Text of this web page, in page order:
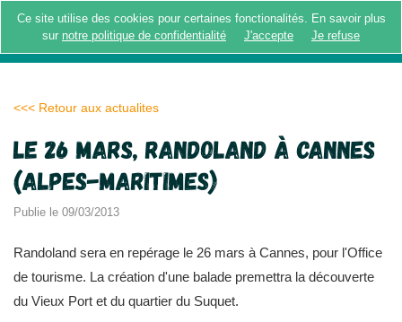
Ce site utilise des cookies pour certaines fonctionalités. En savoir plus
sur notre politique de confidentialité J'accepte Je refuse
MENU
<<< Retour aux actualites
Le 26 mars, Randoland à Cannes
(Alpes-Maritimes)
Publie le 09/03/2013
Randoland sera en repérage le 26 mars à Cannes, pour l'Office
de tourisme. La création d'une balade premettra la découverte
du Vieux Port et du quartier du Suquet.